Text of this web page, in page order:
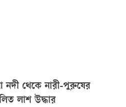
নদী থেকে নারী-পুরুষের
লাশ উদ্ধার